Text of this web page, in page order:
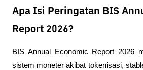
Apa Isi Peringatan BIS
Report 2026?
BIS Annual Economic Report 2026
sistem moneter akibat tokenisasi,